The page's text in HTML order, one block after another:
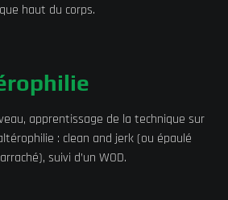
haut du corps.
apprentissage de la technique sur
: clean and jerk (ou épaulé
suivi d’un WOD.